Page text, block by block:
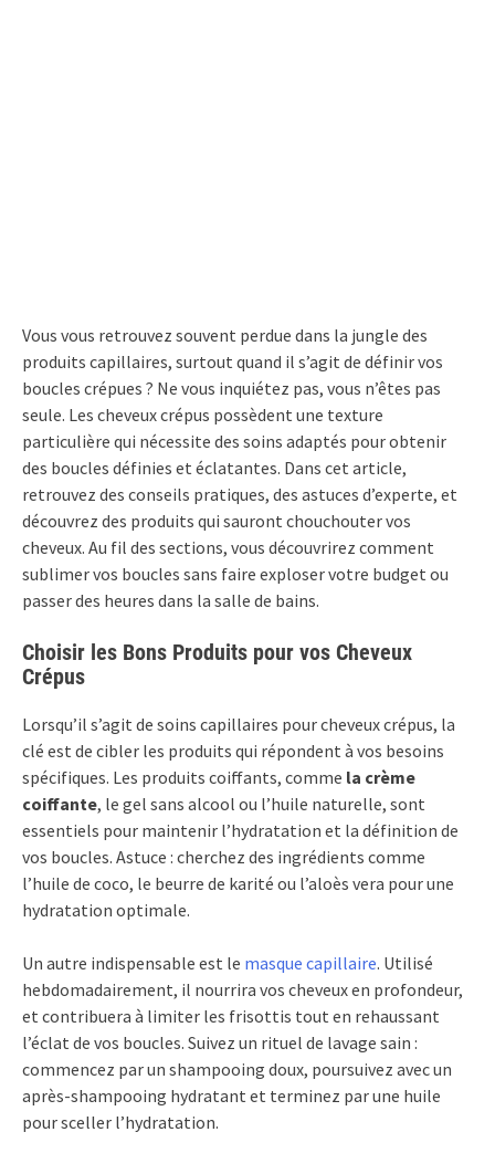
Vous vous retrouvez souvent perdue dans la jungle des
produits capillaires, surtout quand il s’agit de définir vos
boucles crépues ? Ne vous inquiétez pas, vous n’êtes pas
seule. Les cheveux crépus possèdent une texture
particulière qui nécessite des soins adaptés pour obtenir
des boucles définies et éclatantes. Dans cet article,
retrouvez des conseils pratiques, des astuces d’experte, et
découvrez des produits qui sauront chouchouter vos
cheveux. Au fil des sections, vous découvrirez comment
sublimer vos boucles sans faire exploser votre budget ou
passer des heures dans la salle de bains.
Choisir les Bons Produits pour vos Cheveux
Crépus
Lorsqu’il s’agit de soins capillaires pour cheveux crépus, la
clé est de cibler les produits qui répondent à vos besoins
spécifiques. Les produits coiffants, comme la crème
coiffante, le gel sans alcool ou l’huile naturelle, sont
essentiels pour maintenir l’hydratation et la définition de
vos boucles. Astuce : cherchez des ingrédients comme
l’huile de coco, le beurre de karité ou l’aloès vera pour une
hydratation optimale.
Un autre indispensable est le masque capillaire. Utilisé
hebdomadairement, il nourrira vos cheveux en profondeur,
et contribuera à limiter les frisottis tout en rehaussant
l’éclat de vos boucles. Suivez un rituel de lavage sain :
commencez par un shampooing doux, poursuivez avec un
après-shampooing hydratant et terminez par une huile
pour sceller l’hydratation.